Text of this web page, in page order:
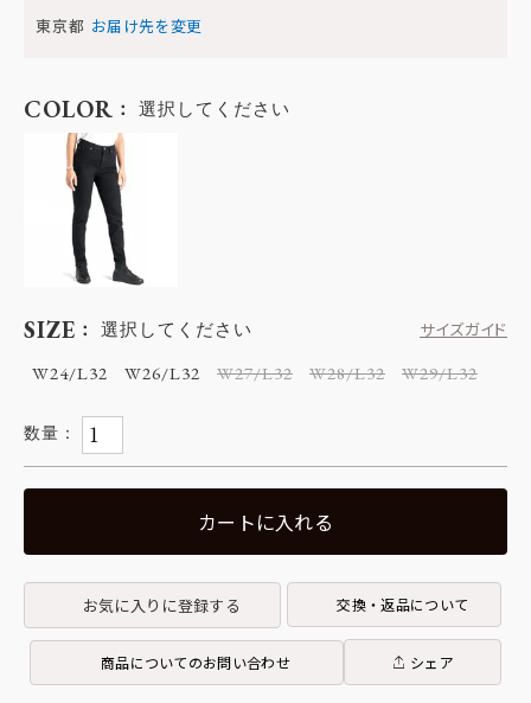
東京都 お届け先を変更
SIZE 選択してください
サイズガイド
W24/L32
W26/L32 W27/L32 W28/L32 W29/L32
COLOR 選択してください
カートに入れる
お気に入りに登録する 交換・返品について
商品についてのお問い合わせ シェア